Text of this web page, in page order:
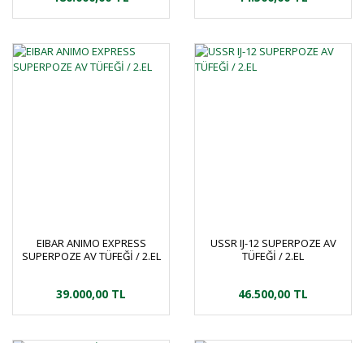
EIBAR ANIMO EXPRESS
SUPERPOZE AV TÜFEĞİ / 2.EL
39.000,00 TL
USSR IJ-12 SUPERPOZE AV
TÜFEĞİ / 2.EL
46.500,00 TL